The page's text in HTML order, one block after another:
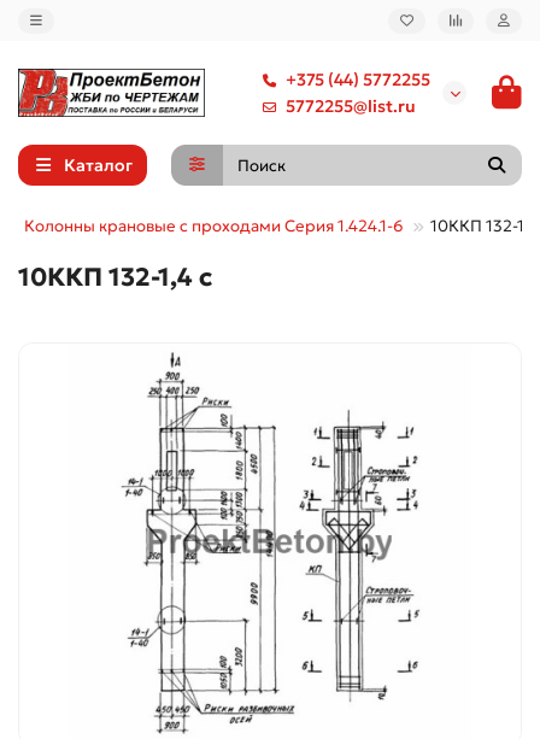
+375 (44) 5772255
5772255@list.ru
Каталог
Колонны крановые с проходами Серия 1.424.1-6 10ККП 132-1,4
10ККП 132-1,4 с